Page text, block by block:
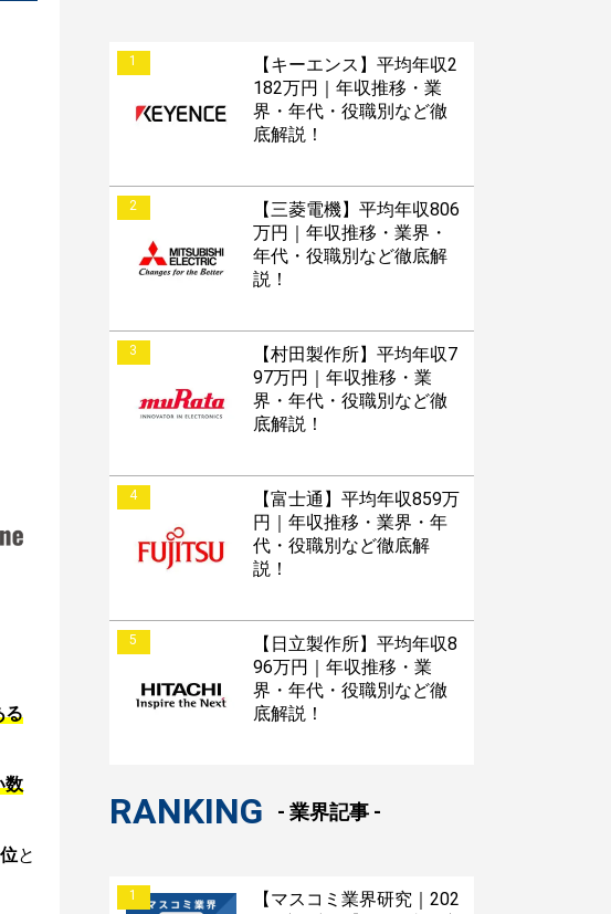
る
数
と
1
【キーエンス】平均年収2
182万円｜年収推移・業
界・年代・役職別など徹
底解説！
2
【三菱電機】平均年収806
万円｜年収推移・業界・
年代・役職別など徹底解
説！
3
【村田製作所】平均年収7
97万円｜年収推移・業
界・年代・役職別など徹
底解説！
4
【富士通】平均年収859万
円｜年収推移・業界・年
代・役職別など徹底解
説！
5
【日立製作所】平均年収8
96万円｜年収推移・業
界・年代・役職別など徹
底解説！
RANKING - 業界記事 -
1
【マスコミ業界研究｜202